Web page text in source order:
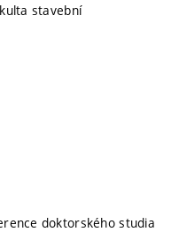
stavební
doktorského studia